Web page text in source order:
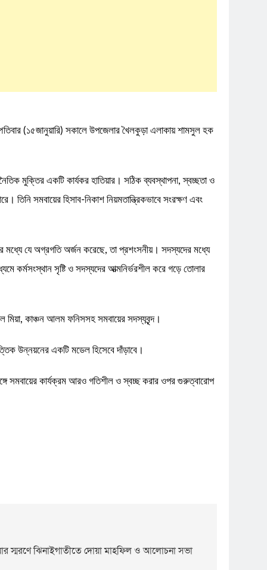
(১৫জানুয়ারি) সকালে উপজেলার খৈলকুড়া এলাকায় শামসুল হক
মুক্তির একটি কার্যকর হাতিয়ার। সঠিক ব্যবস্থাপনা, স্বচ্ছতা ও
তিনি সমবায়ের হিসাব-নিকাশ নিয়মতান্ত্রিকভাবে সংরক্ষণ এবং
মধ্যে যে অগ্রগতি অর্জন করেছে, তা প্রশংসনীয়। সদস্যদের মধ্যে
কর্মসংস্থান সৃষ্টি ও সদস্যদের আত্মনির্ভরশীল করে গড়ে তোলার
কাঞ্চন আলম ফনিসসহ সমবায়ের সদস্যবৃন্দ।
উন্নয়নের একটি মডেল হিসেবে দাঁড়াবে।
সমবায়ের কার্যক্রম আরও গতিশীল ও স্বচ্ছ করার ওপর গুরুত্বারোপ
স্মরণে ঝিনাইগাতীতে দোয়া মাহফিল ও আলোচনা সভা